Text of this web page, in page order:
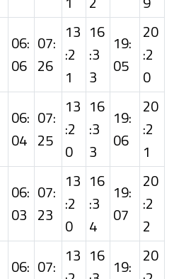
06:
06
07:
26
13
:2
1
16
:3
3
19:
05
20
:2
0
06:
04
07:
25
13
:2
0
16
:3
3
19:
06
20
:2
1
06:
03
07:
23
13
:2
0
16
:3
4
19:
07
20
:2
2
06: 07: 13 16 19: 20